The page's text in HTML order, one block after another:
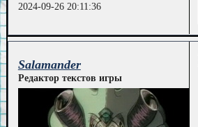
2024-09-26 20:11:36
Salamander
Редактор текстов игры